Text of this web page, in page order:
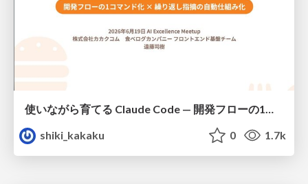
使いながら育てる Claude Code — 開発フローの1コマンド化 × 繰り返し指摘の自動仕組み化
shiki_kakaku
0 1.7k